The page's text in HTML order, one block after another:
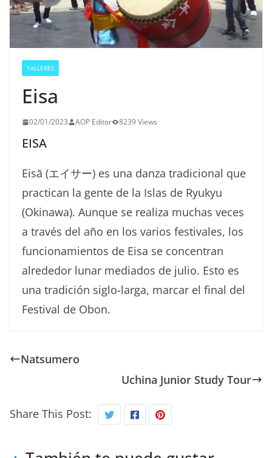
TALLERES
Eisa
02/01/2023 AOP Editor 8239 Views
EISA
Eisā (エイサー) es una danza tradicional que
practican la gente de la Islas de Ryukyu
(Okinawa). Aunque se realiza muchas veces
a través del año en los varios festivales, los
funcionamientos de Eisa se concentran
alrededor lunar mediados de julio. Esto es
una tradición siglo-larga, marcar el final del
Festival de Obon.
Natsumero
Uchina Junior Study Tour
Share This Post: